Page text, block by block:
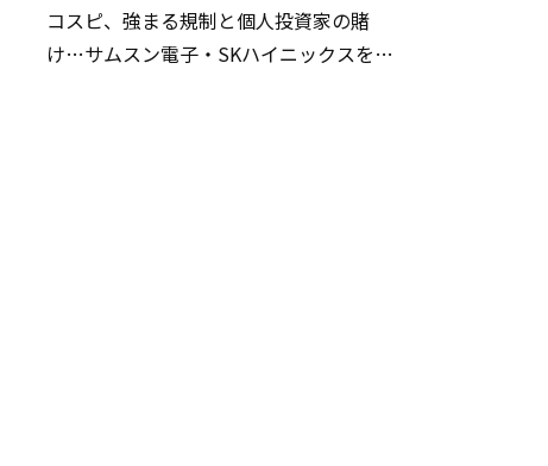
コスピ、強まる規制と個人投資家の賭
け…サムスン電子・SKハイニックスを巡